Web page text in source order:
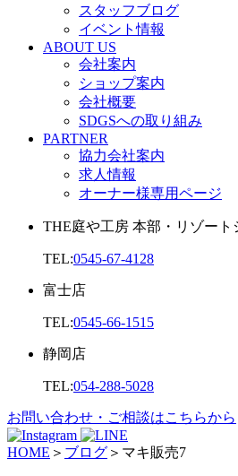
スタッフブログ
イベント情報
ABOUT US
会社案内
ショップ案内
会社概要
SDGSへの取り組み
PARTNER
協力会社案内
求人情報
オーナー様専用ページ
THE庭や工房 本部・リゾート
TEL:0545-67-4128
富士店
TEL:0545-66-1515
静岡店
TEL:054-288-5028
お問い合わせ・ご相談はこちらから
HOME ＞ ブログ ＞ マキ販売7